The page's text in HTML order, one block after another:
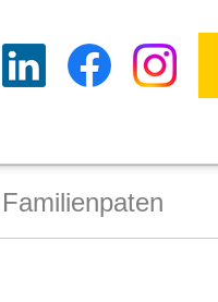
Familienpaten